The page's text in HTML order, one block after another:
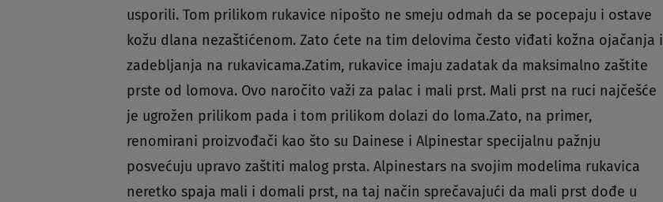
usporili. Tom prilikom rukavice nipošto ne smeju odmah da se pocepaju i ostave
kožu dlana nezaštićenom. Zato ćete na tim delovima često viđati kožna ojačanja i
zadebljanja na rukavicama.Zatim, rukavice imaju zadatak da maksimalno zaštite
prste od lomova. Ovo naročito važi za palac i mali prst. Mali prst na ruci najčešće
je ugrožen prilikom pada i tom prilikom dolazi do loma.Zato, na primer,
renomirani proizvođači kao što su Dainese i Alpinestar specijalnu pažnju
posvećuju upravo zaštiti malog prsta. Alpinestars na svojim modelima rukavica
neretko spaja mali i domali prst, na taj način sprečavajući da mali prst dođe u